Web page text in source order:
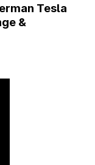
Tesla
&